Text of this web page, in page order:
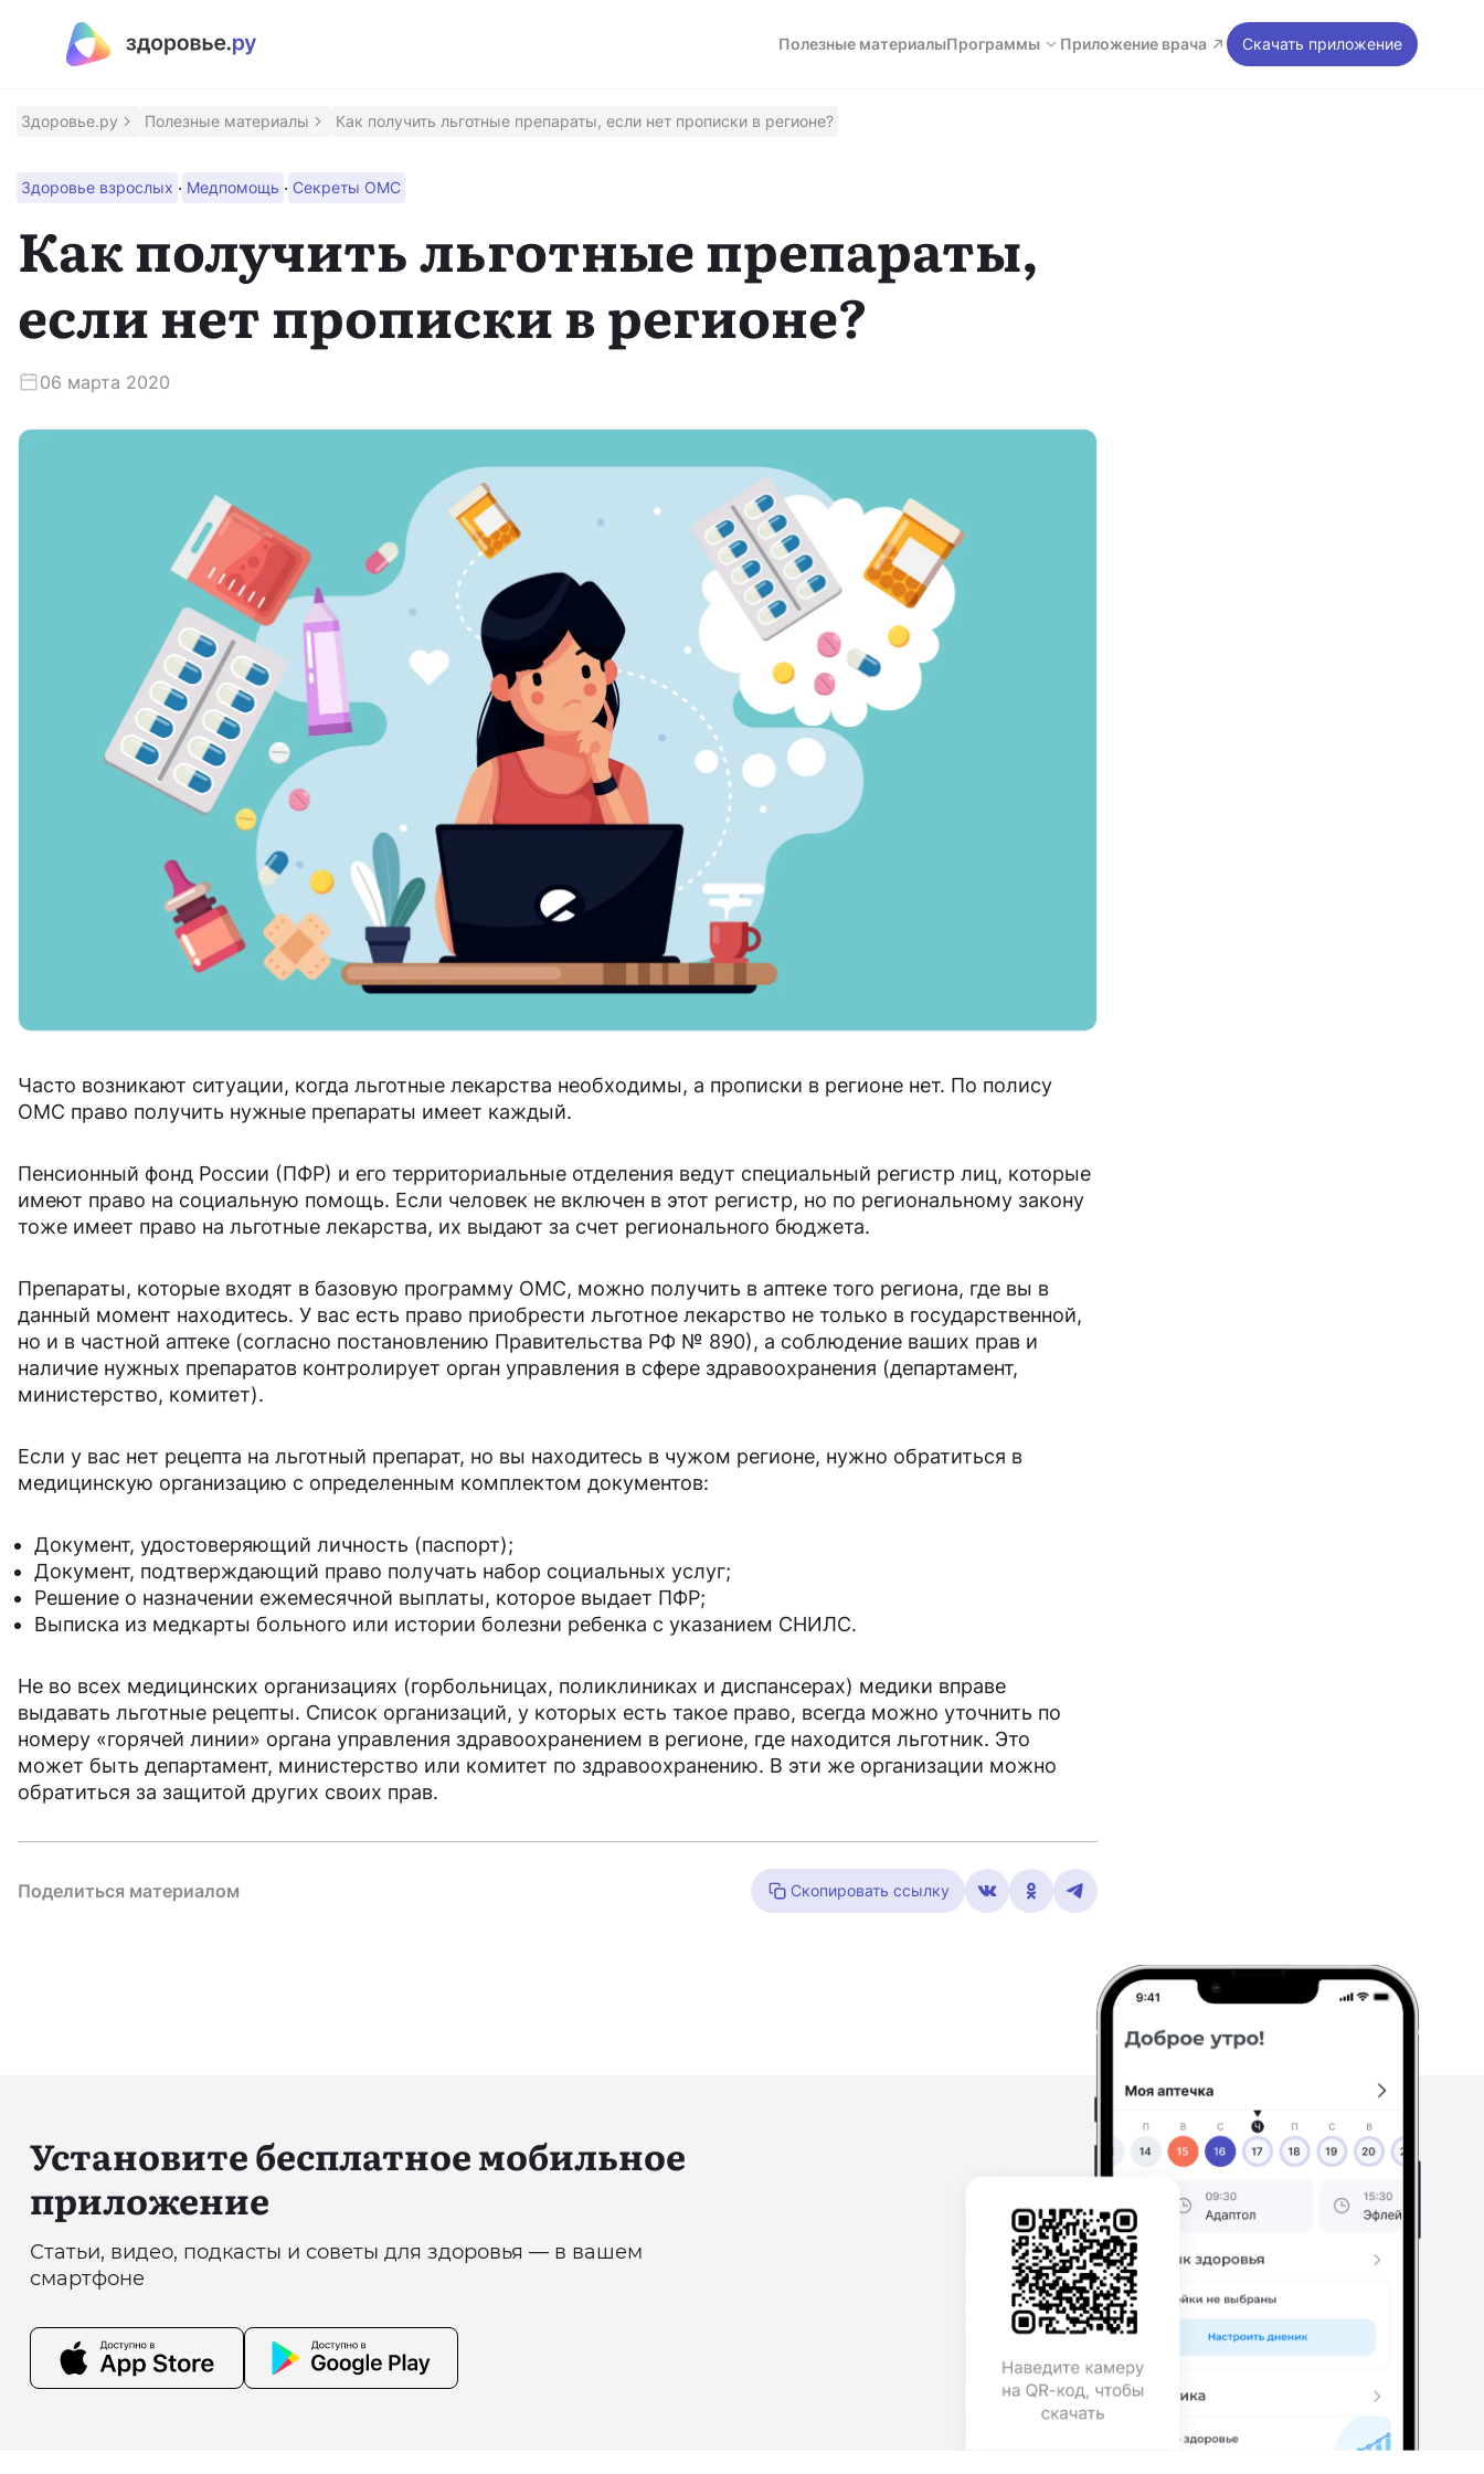
Полезные материалыПрограммы Приложение врача Скачать приложение
Здоровье.ру Полезные материалы Как получить льготные препараты, если нет прописки в регионе?
Здоровье взрослых · Медпомощь · Секреты ОМС
Как получить льготные препараты,
если нет прописки в регионе?
06 марта 2020
Часто возникают ситуации, когда льготные лекарства необходимы, а прописки в регионе нет. По полису
ОМС право получить нужные препараты имеет каждый.
Пенсионный фонд России (ПФР) и его территориальные отделения ведут специальный регистр лиц, которые
имеют право на социальную помощь. Если человек не включен в этот регистр, но по региональному закону
тоже имеет право на льготные лекарства, их выдают за счет регионального бюджета.
Препараты, которые входят в базовую программу ОМС, можно получить в аптеке того региона, где вы в
данный момент находитесь. У вас есть право приобрести льготное лекарство не только в государственной,
но и в частной аптеке (согласно постановлению Правительства РФ № 890), а соблюдение ваших прав и
наличие нужных препаратов контролирует орган управления в сфере здравоохранения (департамент,
министерство, комитет).
Если у вас нет рецепта на льготный препарат, но вы находитесь в чужом регионе, нужно обратиться в
медицинскую организацию с определенным комплектом документов:
Документ, удостоверяющий личность (паспорт);
Документ, подтверждающий право получать набор социальных услуг;
Решение о назначении ежемесячной выплаты, которое выдает ПФР;
Выписка из медкарты больного или истории болезни ребенка с указанием СНИЛС.
Не во всех медицинских организациях (горбольницах, поликлиниках и диспансерах) медики вправе
выдавать льготные рецепты. Список организаций, у которых есть такое право, всегда можно уточнить по
номеру «горячей линии» органа управления здравоохранением в регионе, где находится льготник. Это
может быть департамент, министерство или комитет по здравоохранению. В эти же организации можно
обратиться за защитой других своих прав.
Поделиться материалом Скопировать ссылку
Установите бесплатное мобильное
приложение
Статьи, видео, подкасты и советы для здоровья — в вашем
смартфоне
Полезные материалы
Программы
Восстановление после инсульта
Контроль над псориазом
Программа для людей с ВМД и ДМО
Скачать приложение